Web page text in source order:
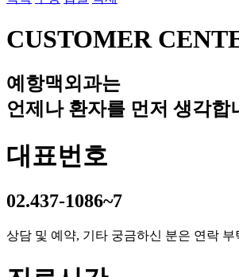
CUSTOMER
예항맥외과는
언제나 환자를 먼저 생각합
대표번호
02.437-1086~7
상담 및 예약, 기타 궁금하신 분은 연락 부